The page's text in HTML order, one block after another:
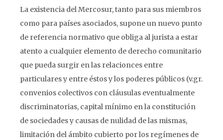
La existencia del Mercosur, tanto para sus miembros
como para países asociados, supone un nuevo punto
de referencia normativo que obliga al jurista a estar
atento a cualquier elemento de derecho comunitario
que pueda surgir en las relacionces entre
particulares y entre éstos y los poderes públicos (v.gr.
convenios colectivos con cláusulas eventualmente
discriminatorias, capital mínimo en la constitución
de sociedades y causas de nulidad de las mismas,
limitación del ámbito cubierto por los regímenes de